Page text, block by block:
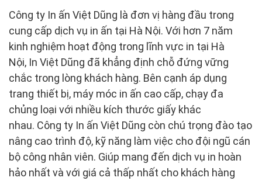
Công ty In ấn Việt Dũng là đơn vị hàng đầu trong
cung cấp dịch vụ in ấn tại Hà Nội. Với hơn 7 năm
kinh nghiệm hoạt động trong lĩnh vực in tại Hà
Nội, In Việt Dũng đã khẳng định chỗ đứng vững
chắc trong lòng khách hàng. Bên cạnh áp dụng
trang thiết bị, máy móc in ấn cao cấp, chạy đa
chủng loại với nhiều kích thước giấy khác
nhau. Công ty In ấn Việt Dũng còn chú trọng đào tạo
nâng cao trình độ, kỹ năng làm việc cho đội ngũ cán
bộ công nhân viên. Giúp mang đến dịch vụ in hoàn
hảo nhất và với giá cả thấp nhất cho khách hàng